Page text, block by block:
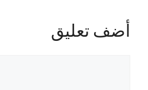
أضف تعليق